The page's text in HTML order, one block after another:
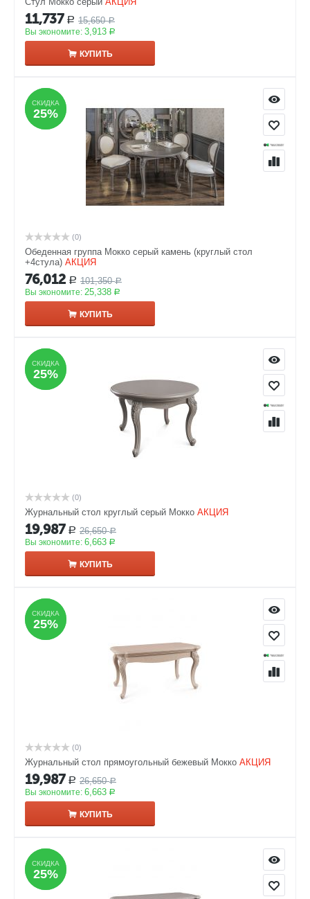
11,737 Р 15,650 Р
Вы экономите: 3,913 Р
КУПИТЬ
СКИДКА
25%
СКИДКА
25%
(0)
Обеденная группа Мокко серый камень (круглый стол
+4стула) АКЦИЯ
76,012 Р 101,350 Р
Вы экономите: 25,338 Р
КУПИТЬ
СКИДКА
25%
СКИДКА
25%
(0)
Журнальный стол круглый серый Мокко АКЦИЯ
19,987 Р 26,650 Р
Вы экономите: 6,663 Р
КУПИТЬ
СКИДКА
25%
СКИДКА
25%
(0)
Журнальный стол прямоугольный бежевый Мокко АКЦИЯ
19,987 Р 26,650 Р
Вы экономите: 6,663 Р
КУПИТЬ
СКИДКА
25%
СКИДКА
25%